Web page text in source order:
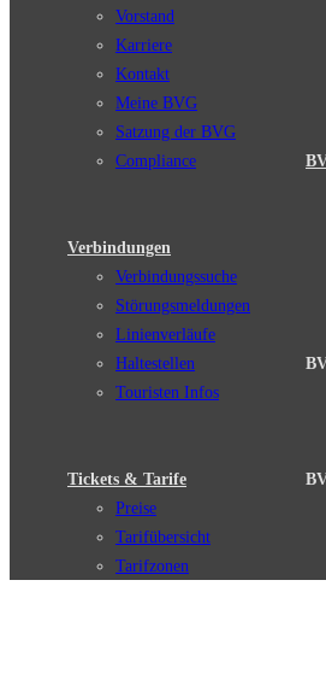
Vorstand
Karriere
Kontakt
Meine BVG
Satzung der BVG
Compliance
Verbindungen
Verbindungssuche
Störungsmeldungen
Linienverläufe
Haltestellen
Touristen Infos
Tickets & Tarife
Preise
Tarifübersicht
Tarifzonen